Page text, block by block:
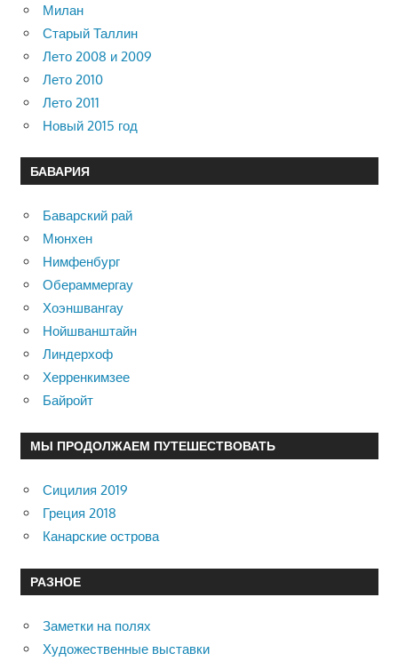
Милан
Старый Таллин
Лето 2008 и 2009
Лето 2010
Лето 2011
Новый 2015 год
БАВАРИЯ
Баварский рай
Мюнхен
Нимфенбург
Обераммергау
Хоэншвангау
Нойшванштайн
Линдерхоф
Херренкимзее
Байройт
МЫ ПРОДОЛЖАЕМ ПУТЕШЕСТВОВАТЬ
Сицилия 2019
Греция 2018
Канарские острова
РАЗНОЕ
Заметки на полях
Художественные выставки